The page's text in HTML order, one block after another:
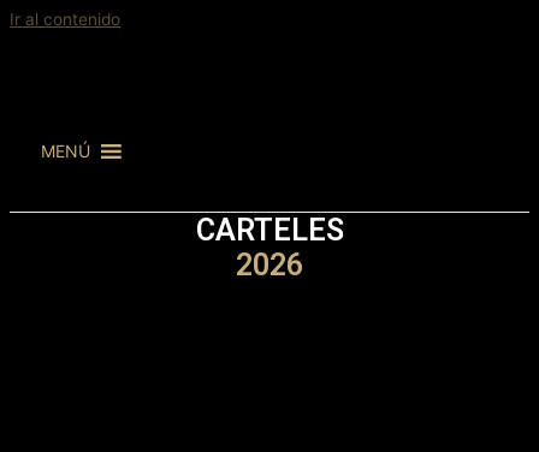
Ir al contenido
MENÚ
CARTELES
2026